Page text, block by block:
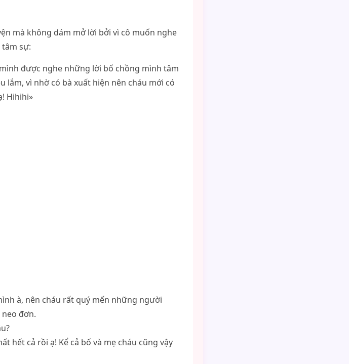
mà không dám mở lời bởi vì cô muốn nghe
sự:
được nghe những lời bố chồng mình tâm
lắm, vì nhờ có bà xuất hiện nên cháu mới có
Hihihi»
à, nên cháu rất quý mến những người
đơn.
hết cả rồi ạ! Kể cả bố và mẹ cháu cũng vậy